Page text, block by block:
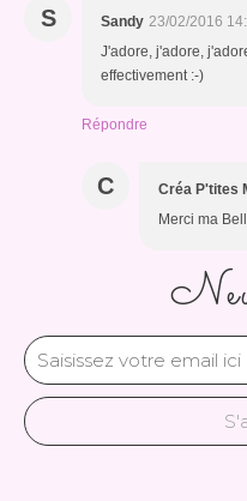
S Sandy 23/02/2016
J'adore, j'adore,
effectivement :-)
Répondre
C Créa P'tites
Merci ma